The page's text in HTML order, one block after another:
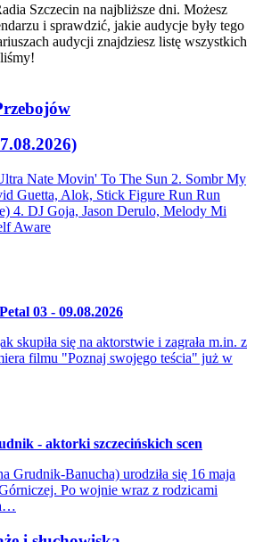
Szczecin na najbliższe dni. Możesz
i sprawdzić, jakie audycje były tego
audycji znajdziesz listę wszystkich
Nate Movin' To The Sun 2. Sombr My
Guetta, Alok, Stick Figure Run Run
4. DJ Goja, Jason Derulo, Melody Mi
Aware
03 - 09.08.2026
skupiła się na aktorstwie i zagrała m.in. z
filmu "Poznaj swojego teścia" już w
- aktorki szczecińskich scen
Grudnik-Banucha) urodziła się 16 maja
Po wojnie wraz z rodzicami